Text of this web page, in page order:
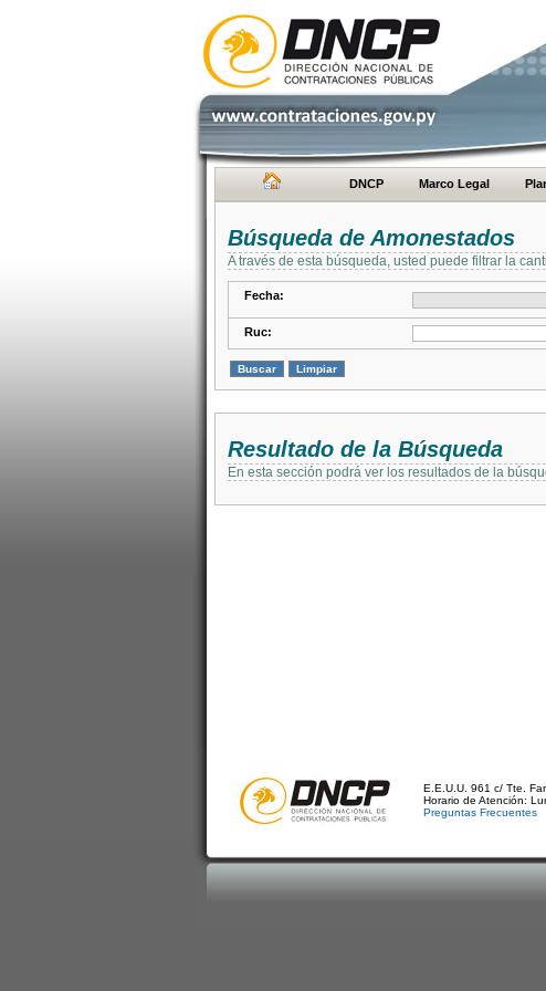
DNCP Marco Legal
Búsqueda de Amonestados
A través de esta búsqueda, usted puede filtrar la
Fecha:
Ruc:
Resultado de la Búsqueda
En esta sección podrá ver los resultados de la
E.E.U.U. 961 c/ Tte.
Horario de Atención:
Preguntas Frecuentes